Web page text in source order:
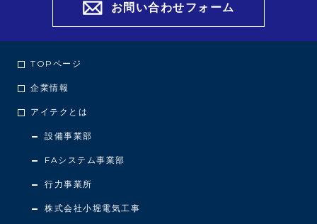
お問い合わせフォーム
TOPページ
企業情報
アイテクとは
設備事業部
FAシステム事業部
行力事業所
株式会社小堀電気工事